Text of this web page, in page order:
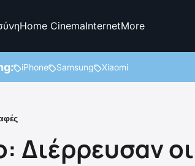
Home CinemaInternetMore
iPhone Samsung Xiaomi
Διέρρευσαν